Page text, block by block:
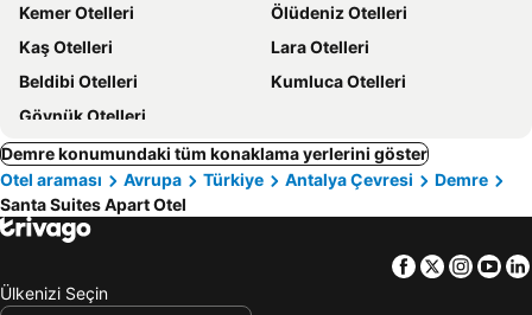
Kemer Otelleri
Ölüdeniz Otelleri
Kaş Otelleri
Lara Otelleri
Beldibi Otelleri
Kumluca Otelleri
Göynük Otelleri
Demre konumundaki tüm konaklama yerlerini göster
Otel araması
Avrupa Türkiye Antalya Çevresi
Demre
Santa Suites Apart Otel
Facebook
Twitter
Ülkenizi Seçin